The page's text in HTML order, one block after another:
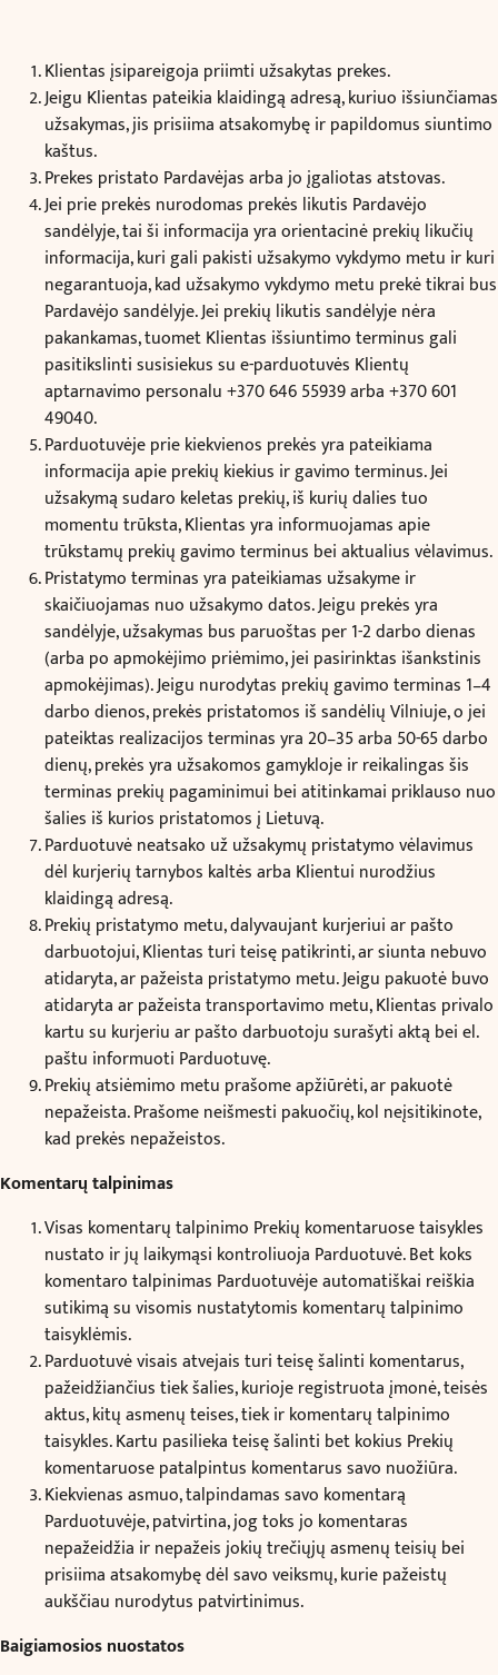
Klientas įsipareigoja priimti užsakytas prekes.
Jeigu Klientas pateikia klaidingą adresą, kuriuo išsiunčiamas
užsakymas, jis prisiima atsakomybę ir papildomus siuntimo
kaštus.
Prekes pristato Pardavėjas arba jo įgaliotas atstovas.
Jei prie prekės nurodomas prekės likutis Pardavėjo
sandėlyje, tai ši informacija yra orientacinė prekių likučių
informacija, kuri gali pakisti užsakymo vykdymo metu ir kuri
negarantuoja, kad užsakymo vykdymo metu prekė tikrai bus
Pardavėjo sandėlyje. Jei prekių likutis sandėlyje nėra
pakankamas, tuomet Klientas išsiuntimo terminus gali
pasitikslinti susisiekus su e-parduotuvės Klientų
aptarnavimo personalu +370 646 55939 arba +370 601
49040.
Parduotuvėje prie kiekvienos prekės yra pateikiama
informacija apie prekių kiekius ir gavimo terminus. Jei
užsakymą sudaro keletas prekių, iš kurių dalies tuo
momentu trūksta, Klientas yra informuojamas apie
trūkstamų prekių gavimo terminus bei aktualius vėlavimus.
Pristatymo terminas yra pateikiamas užsakyme ir
skaičiuojamas nuo užsakymo datos. Jeigu prekės yra
sandėlyje, užsakymas bus paruoštas per 1-2 darbo dienas
(arba po apmokėjimo priėmimo, jei pasirinktas išankstinis
apmokėjimas). Jeigu nurodytas prekių gavimo terminas 1–4
darbo dienos, prekės pristatomos iš sandėlių Vilniuje, o jei
pateiktas realizacijos terminas yra 20–35 arba 50-65 darbo
dienų, prekės yra užsakomos gamykloje ir reikalingas šis
terminas prekių pagaminimui bei atitinkamai priklauso nuo
šalies iš kurios pristatomos į Lietuvą.
Parduotuvė neatsako už užsakymų pristatymo vėlavimus
dėl kurjerių tarnybos kaltės arba Klientui nurodžius
klaidingą adresą.
Prekių pristatymo metu, dalyvaujant kurjeriui ar pašto
darbuotojui, Klientas turi teisę patikrinti, ar siunta nebuvo
atidaryta, ar pažeista pristatymo metu. Jeigu pakuotė buvo
atidaryta ar pažeista transportavimo metu, Klientas privalo
kartu su kurjeriu ar pašto darbuotoju surašyti aktą bei el.
paštu informuoti Parduotuvę.
Prekių atsiėmimo metu prašome apžiūrėti, ar pakuotė
nepažeista. Prašome neišmesti pakuočių, kol neįsitikinote,
kad prekės nepažeistos.
Komentarų talpinimas
Visas komentarų talpinimo Prekių komentaruose taisykles
nustato ir jų laikymąsi kontroliuoja Parduotuvė. Bet koks
komentaro talpinimas Parduotuvėje automatiškai reiškia
sutikimą su visomis nustatytomis komentarų talpinimo
taisyklėmis.
Parduotuvė visais atvejais turi teisę šalinti komentarus,
pažeidžiančius tiek šalies, kurioje registruota įmonė, teisės
aktus, kitų asmenų teises, tiek ir komentarų talpinimo
taisykles. Kartu pasilieka teisę šalinti bet kokius Prekių
komentaruose patalpintus komentarus savo nuožiūra.
Kiekvienas asmuo, talpindamas savo komentarą
Parduotuvėje, patvirtina, jog toks jo komentaras
nepažeidžia ir nepažeis jokių trečiųjų asmenų teisių bei
prisiima atsakomybę dėl savo veiksmų, kurie pažeistų
aukščiau nurodytus patvirtinimus.
Baigiamosios nuostatos